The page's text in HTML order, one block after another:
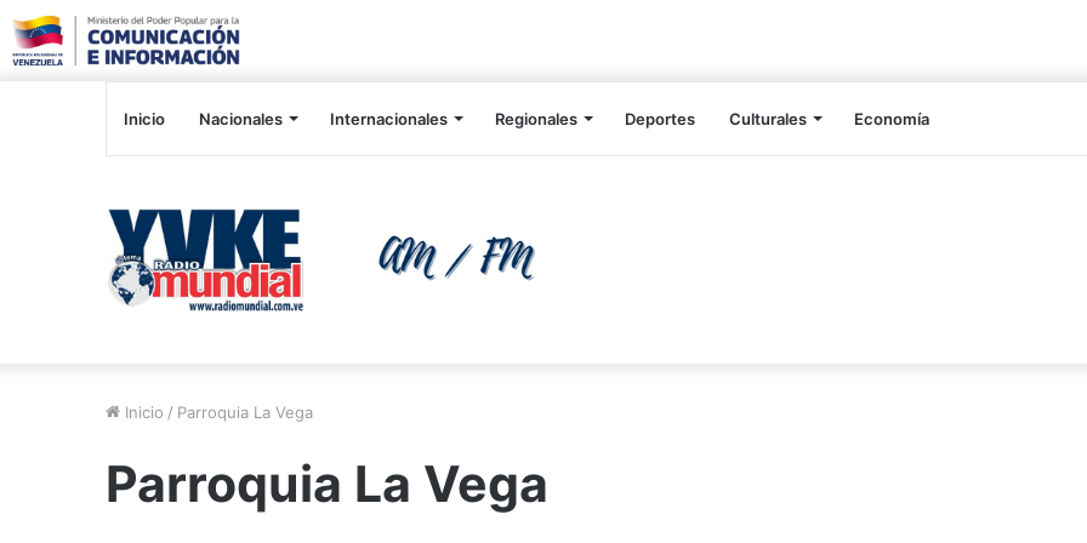
Inicio Nacionales Internacionales Regionales Deportes Culturales Economía
Inicio / Parroquia La Vega
Parroquia La Vega